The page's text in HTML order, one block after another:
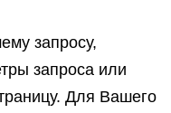
запросу,
запроса или
Для Вашего